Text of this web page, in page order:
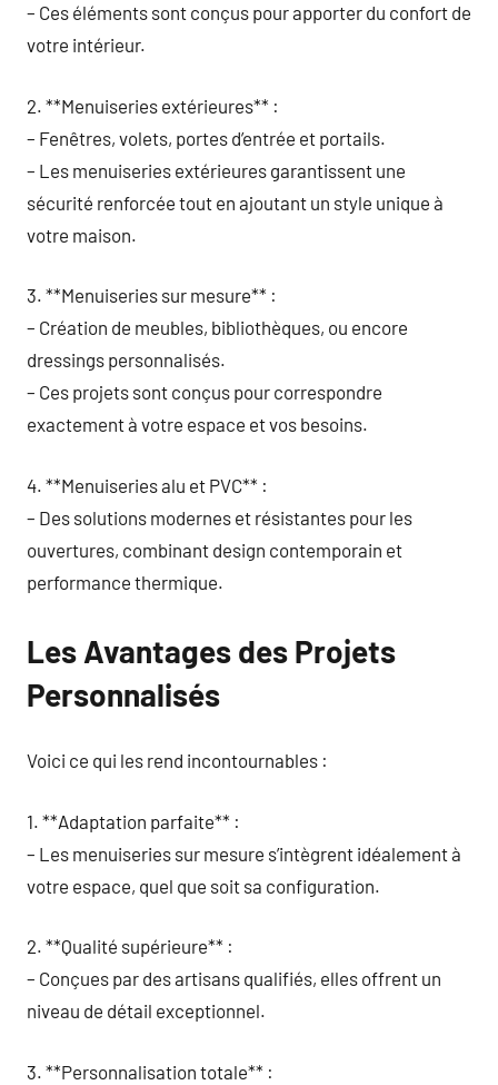
– Ces éléments sont conçus pour apporter du confort de
votre intérieur.
2. **Menuiseries extérieures** :
– Fenêtres, volets, portes d’entrée et portails.
– Les menuiseries extérieures garantissent une
sécurité renforcée tout en ajoutant un style unique à
votre maison.
3. **Menuiseries sur mesure** :
– Création de meubles, bibliothèques, ou encore
dressings personnalisés.
– Ces projets sont conçus pour correspondre
exactement à votre espace et vos besoins.
4. **Menuiseries alu et PVC** :
– Des solutions modernes et résistantes pour les
ouvertures, combinant design contemporain et
performance thermique.
Les Avantages des Projets
Personnalisés
Voici ce qui les rend incontournables :
1. **Adaptation parfaite** :
– Les menuiseries sur mesure s’intègrent idéalement à
votre espace, quel que soit sa configuration.
2. **Qualité supérieure** :
– Conçues par des artisans qualifiés, elles offrent un
niveau de détail exceptionnel.
3. **Personnalisation totale** :